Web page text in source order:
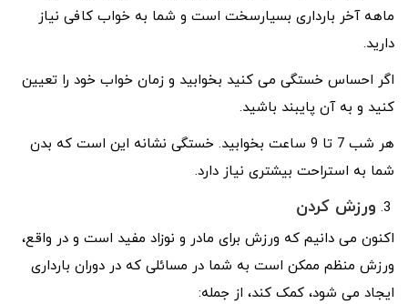
ماهه آخر بارداری بسیارسخت است و شما به خواب کافی نیاز
دارید.
اگر احساس خستگی می کنید بخوابید و زمان خواب خود را تعیین
کنید و به آن پایبند باشید.
هر شب 7 تا 9 ساعت بخوابید. خستگی نشانه این است که بدن
شما به استراحت بیشتری نیاز دارد.
ورزش کردن
اکنون می دانیم که ورزش برای مادر و نوزاد مفید است و در واقع،
ورزش منظم ممکن است به شما در مسائلی که در دوران بارداری
ایجاد می شود، کمک کند، از جمله: